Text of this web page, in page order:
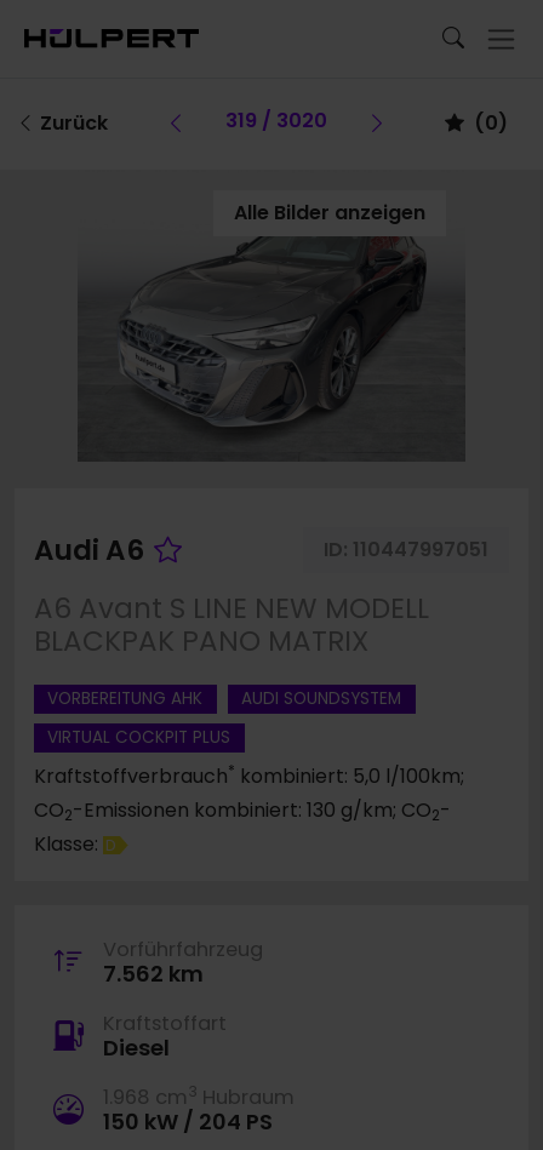
Zurück Vorheriges Fahrzeug
319 / 3020 Vorheriges
(0)
Alle Bilder anzeigen
Audi A6 Fahrzeug merken
ID: 110447997051
A6 Avant S LINE NEW MODELL
BLACKPAK PANO MATRIX
VORBEREITUNG AHK
AUDI SOUNDSYSTEM
VIRTUAL COCKPIT PLUS
Kraftstoffverbrauch* kombiniert: 5,0 l/100km;
CO2-Emissionen kombiniert: 130 g/km; CO2-
Klasse: D
Vorführfahrzeug
7.562 km
Kraftstoffart
Diesel
1.968 cm 3 Hubraum
150 kW / 204 PS